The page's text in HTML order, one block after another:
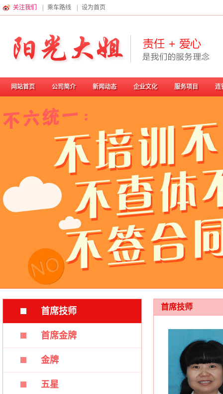
关注我们 乘车路线 设为首页
网站首页 公司简介 新闻动态 企业文化 服务项目 连
首席技师
首席金牌
金牌
五星
首席技师